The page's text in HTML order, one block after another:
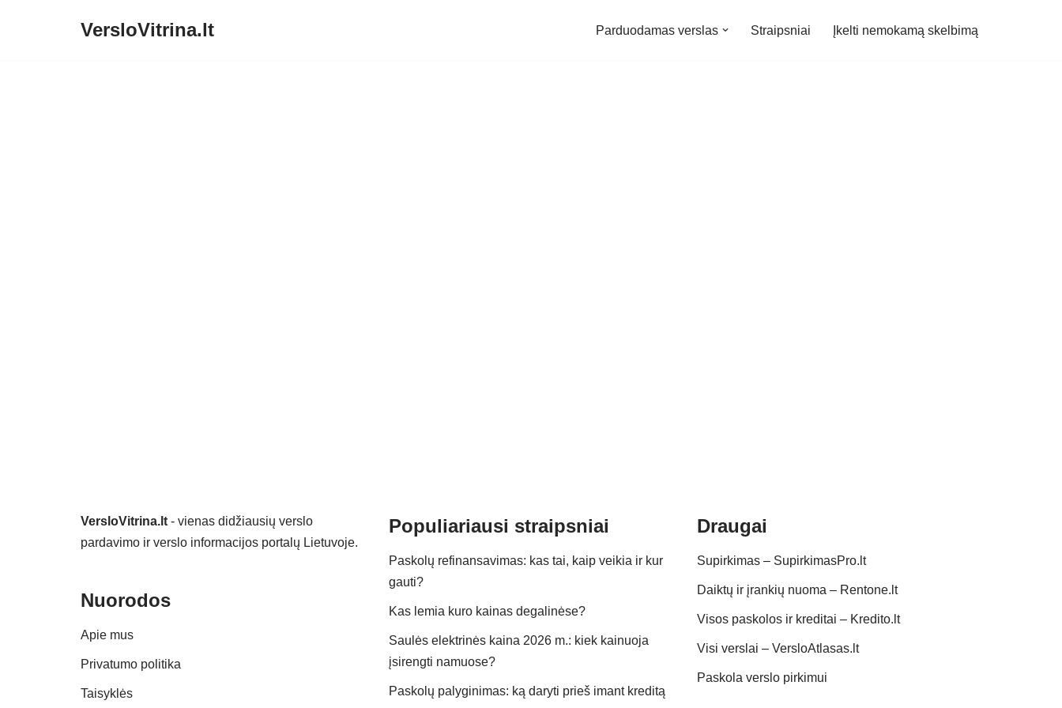
VersloVitrina.lt Parduodamas verslas Straipsniai Įkelti nemokamą skelbimą
VersloVitrina.lt - vienas didžiausių verslo
pardavimo ir verslo informacijos portalų Lietuvoje.
Nuorodos
Apie mus
Privatumo politika
Taisyklės
Populiariausi straipsniai
Paskolų refinansavimas: kas tai, kaip veikia ir kur
gauti?
Kas lemia kuro kainas degalinėse?
Saulės elektrinės kaina 2026 m.: kiek kainuoja
įsirengti namuose?
Paskolų palyginimas: ką daryti prieš imant kreditą
Draugai
Supirkimas – SupirkimasPro.lt
Daiktų ir įrankių nuoma – Rentone.lt
Visos paskolos ir kreditai – Kredito.lt
Visi verslai – VersloAtlasas.lt
Paskola verslo pirkimui